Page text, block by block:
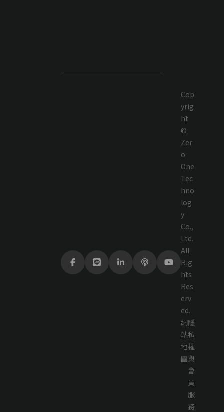
Cop
yrig
ht
©
Zer
o
One
Tec
hno
log
y
Co.,
Ltd.
All
Rig
hts
Res
erv
ed.
網
站
地
圖
隱
私
權
與
會
員
服
務